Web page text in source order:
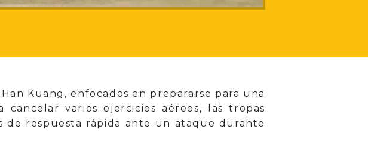
Kuang, enfocados en prepararse para una
varios ejercicios aéreos, las tropas
de respuesta rápida ante un ataque durante